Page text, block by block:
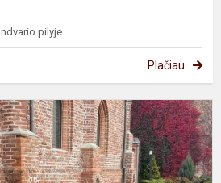
pilyje.
Plačiau